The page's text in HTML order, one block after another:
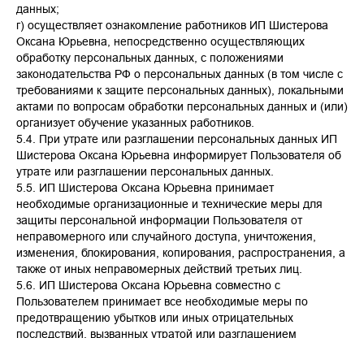
данных;
г) осуществляет ознакомление работников ИП Шистерова
Оксана Юрьевна, непосредственно осуществляющих
обработку персональных данных, с положениями
законодательства РФ о персональных данных (в том числе с
требованиями к защите персональных данных), локальными
актами по вопросам обработки персональных данных и (или)
организует обучение указанных работников.
5.4. При утрате или разглашении персональных данных ИП
Шистерова Оксана Юрьевна информирует Пользователя об
утрате или разглашении персональных данных.
5.5. ИП Шистерова Оксана Юрьевна принимает
необходимые организационные и технические меры для
защиты персональной информации Пользователя от
неправомерного или случайного доступа, уничтожения,
изменения, блокирования, копирования, распространения, а
также от иных неправомерных действий третьих лиц.
5.6. ИП Шистерова Оксана Юрьевна совместно с
Пользователем принимает все необходимые меры по
предотвращению убытков или иных отрицательных
последствий, вызванных утратой или разглашением